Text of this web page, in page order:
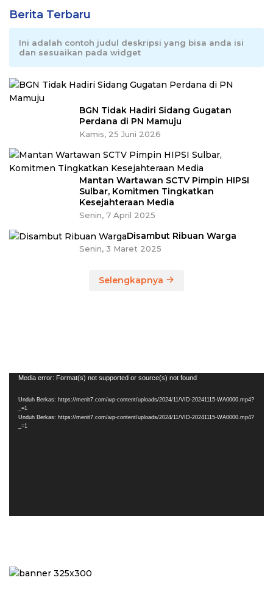
Berita Terbaru
Ini adalah contoh judul deskripsi yang bisa anda isi
dan sesuaikan pada widget
BGN Tidak Hadiri Sidang Gugatan
Perdana di PN Mamuju
Kamis, 25 Juni 2026
Mantan Wartawan SCTV Pimpin HIPSI
Sulbar, Komitmen Tingkatkan
Kesejahteraan Media
Senin, 7 April 2025
Disambut Ribuan Warga
Senin, 3 Maret 2025
Selengkapnya
Pemutar
Media error: Format(s) not supported or source(s) not found
Unduh Berkas: https://menit7.com/wp-content/uploads/2024/11/VID-20241115-WA0000.mp4?
_=1
Unduh Berkas: https://menit7.com/wp-content/uploads/2024/11/VID-20241115-WA0000.mp4?
_=1